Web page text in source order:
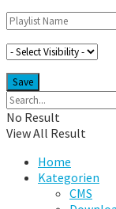
No Result
View All Result
Home
Kategorien
CMS